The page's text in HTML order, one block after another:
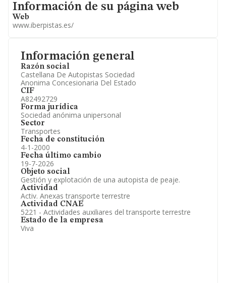
Información general
Razón social
Castellana De Autopistas Sociedad
Anonima Concesionaria Del Estado
CIF
A82492729
Forma jurídica
Sociedad anónima unipersonal
Sector
Transportes
Fecha de constitución
4-1-2000
Fecha último cambio
19-7-2026
Objeto social
Gestión y explotación de una autopista de peaje.
Actividad
Activ. Anexas transporte terrestre
Actividad CNAE
5221 - Actividades auxiliares del transporte terrestre
Estado de la empresa
Viva
Accionistas.
Participaciones y Vinculaciones en otras empresas.
Información oficial y registral complementaria.
Informacion de su página web
Información de su página web
Web
www.iberpistas.es/